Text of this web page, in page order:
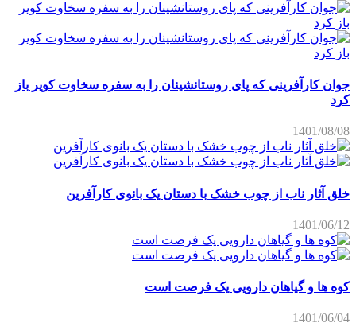
جوان کارآفرینی که پای روستانشینان را به سفره سخاوت کویر باز
کرد
1401/08/08
خلق آثار ناب از چوب خشک با دستان یک بانوی کارآفرین
1401/06/12
کوه ها و گیاهان دارویی یک فرصت است
1401/06/04